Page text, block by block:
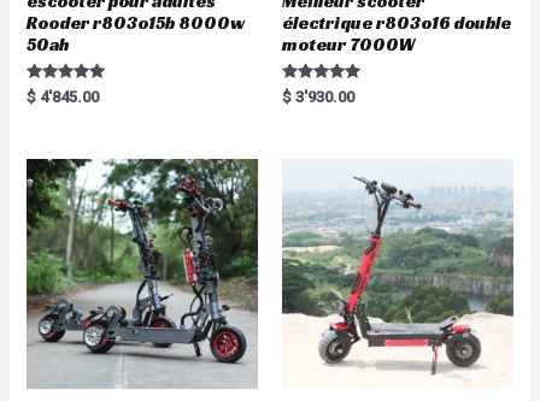
Rooder r803o15b 8000w
50ah
Rated
5.00
$ 4'845.00
électrique r803o16 double
moteur 7000W
Rated
5.00
$ 3'930.00